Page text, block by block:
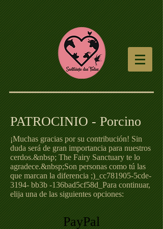
PATROCINIO - Porcino
PayPal
¡Muchas gracias por su contribución! Sin
duda será de gran importancia para nuestros
cerdos.&nbsp; The Fairy Sanctuary te lo
agradece.&nbsp;Son personas como tú las
que marcan la diferencia ;)_cc781905-5cde-
3194- bb3b -136bad5cf58d_Para continuar,
elija una de las siguientes opciones: